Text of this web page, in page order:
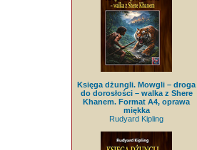
Księga dżungli. Mowgli – droga
do dorosłości – walka z Shere
Khanem. Format A4, oprawa
miękka
Rudyard Kipling